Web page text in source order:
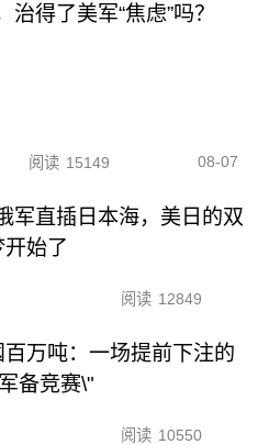
得了美军“焦虑”吗？
阅读 15149 08-07
军直插日本海，美日的双
始了
阅读 12849
百万吨：一场提前下注的
备竞赛\"
阅读 10550